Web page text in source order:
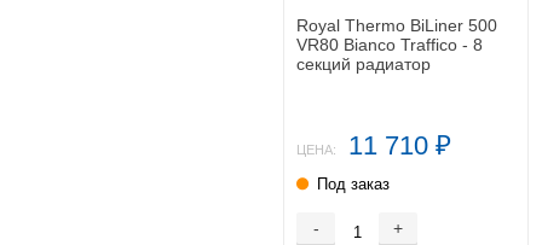
Royal Thermo BiLiner 500
VR80 Bianco Traffico - 8
секций радиатор
ЦЕНА: 11 710 ₽
Под заказ
- +